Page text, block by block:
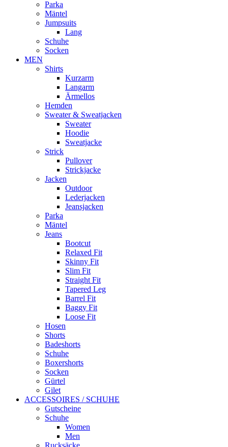
Parka
Mäntel
Jumpsuits
Lang
Schuhe
Socken
MEN
Shirts
Kurzarm
Langarm
Ärmellos
Hemden
Sweater & Sweatjacken
Sweater
Hoodie
Sweatjacke
Strick
Pullover
Strickjacke
Jacken
Outdoor
Lederjacken
Jeansjacken
Parka
Mäntel
Jeans
Bootcut
Relaxed Fit
Skinny Fit
Slim Fit
Straight Fit
Tapered Leg
Barrel Fit
Baggy Fit
Loose Fit
Hosen
Shorts
Badeshorts
Schuhe
Boxershorts
Socken
Gürtel
Gilet
ACCESSOIRES / SCHUHE
Gutscheine
Schuhe
Women
Men
Rucksäcke